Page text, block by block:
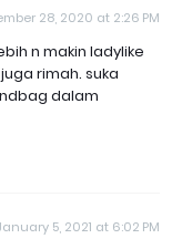
28, 2020 at 2:26 PM
n makin ladylike
rimah. suka
dalam
5, 2021 at 6:02 PM